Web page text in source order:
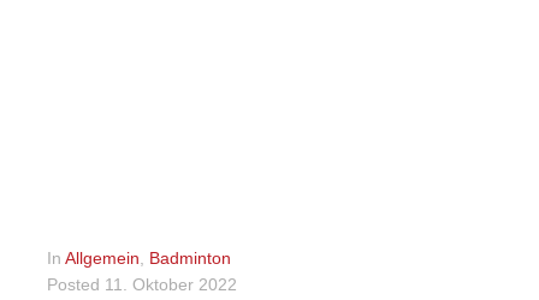
In Allgemein
Badminton
Posted 11. Oktober 2022